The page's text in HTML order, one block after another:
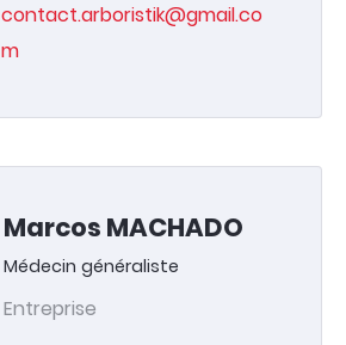
contact.arboristik@gmail.co
m
Marcos MACHADO
Médecin généraliste
Entreprise